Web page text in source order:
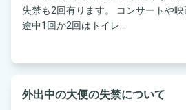
失禁も2回有ります。 コンサートや映
途中1回か2回はトイレ...
外出中の大便の失禁について